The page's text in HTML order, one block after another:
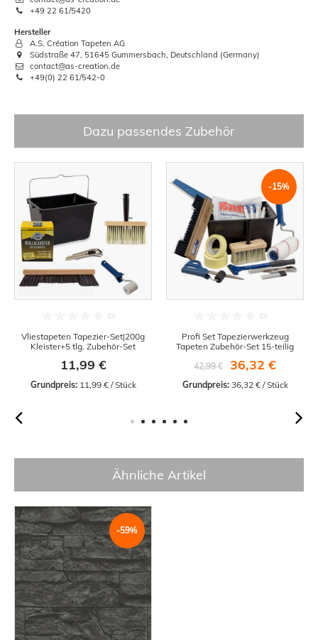
+49 22 61/5420
Hersteller
A.S. Création Tapeten AG
Südstraße 47, 51645 Gummersbach, Deutschland (Germany)
contact@as-creation.de
+49(0) 22 61/542-0
Dazu passendes Zubehör
Vliestapeten Tapezier-Set|200g
Kleister+5 tlg. Zubehör-Set
11,99 €
Grundpreis: 11,99 € / Stück
-15%
Profi Set Tapezierwerkzeug
Tapeten Zubehör-Set 15-teilig
42,99 €
36,32 €
Grundpreis: 36,32 € / Stück
Ähnliche Artikel
-59%